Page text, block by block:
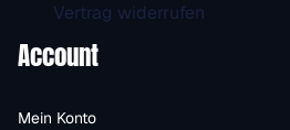
Vertrag widerrufen
Account
Mein Konto